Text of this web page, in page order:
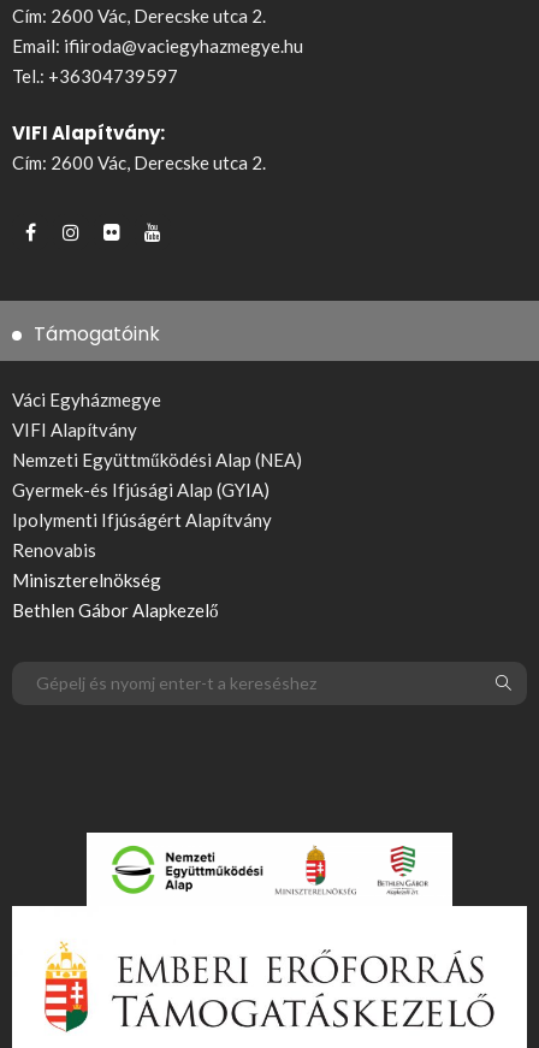
Cím: 2600 Vác, Derecske utca 2.
Email: ifiiroda@vaciegyhazmegye.hu
Tel.: +36304739597
VIFI Alapítvány:
Cím: 2600 Vác, Derecske utca 2.
Támogatóink
Váci Egyházmegye
VIFI Alapítvány
Nemzeti Együttműködési Alap (NEA)
Gyermek-és Ifjúsági Alap (GYIA)
Ipolymenti Ifjúságért Alapítvány
Renovabis
Miniszterelnökség
Bethlen Gábor Alapkezelő